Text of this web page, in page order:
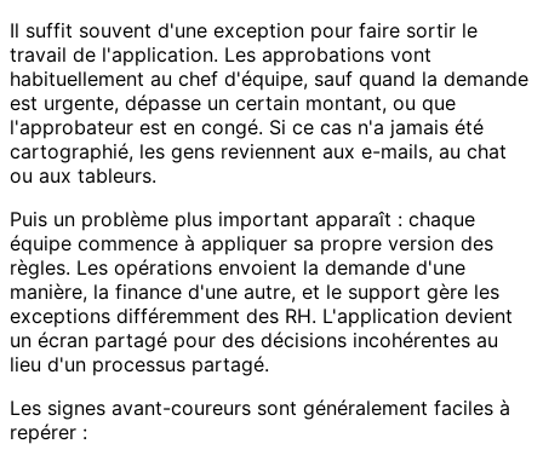
Il suffit souvent d'une exception pour faire sortir le
travail de l'application. Les approbations vont
habituellement au chef d'équipe, sauf quand la demande
est urgente, dépasse un certain montant, ou que
l'approbateur est en congé. Si ce cas n'a jamais été
cartographié, les gens reviennent aux e-mails, au chat
ou aux tableurs.
Puis un problème plus important apparaît : chaque
équipe commence à appliquer sa propre version des
règles. Les opérations envoient la demande d'une
manière, la finance d'une autre, et le support gère les
exceptions différemment des RH. L'application devient
un écran partagé pour des décisions incohérentes au
lieu d'un processus partagé.
Les signes avant-coureurs sont généralement faciles à
repérer :